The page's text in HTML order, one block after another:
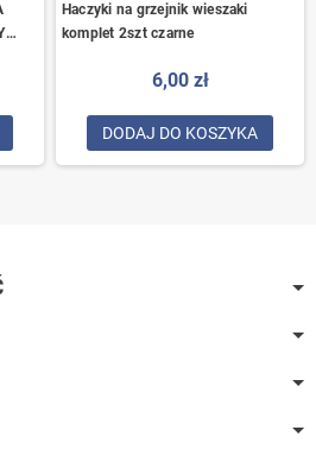
Haczyki na grzejnik wieszaki
komplet 2szt czarne
6,00 zł
DODAJ DO KOSZYKA